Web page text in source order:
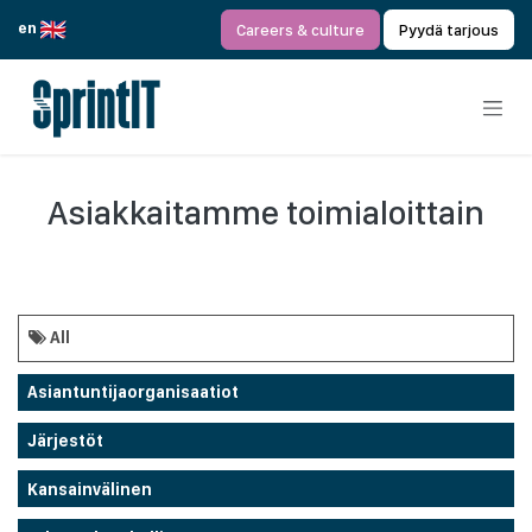
en
Careers & culture Pyydä tarjous
Asiakkaitamme toimialoittain
All
Asiantuntijaorganisaatiot
Järjestöt
Kansainvälinen